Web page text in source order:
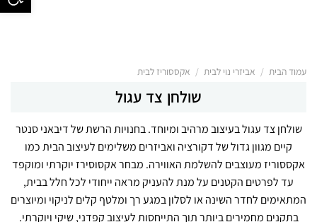
עמוד הבית / אביזרי נוי לבית / אקססוריז לבית
שולחן צד עגול
שולחן צד עגול בעיצוב מרהיב ומיוחד. בחנויות הרשת של דיבאני סנטר
קיים מגוון גדול של דקורציה ואביזרים משלימים לעיצוב הבית כמו
אקססוריז מעוצבים להשלמת האווירה. מבחר אקסוסירז יוקרתי ומוקפד
עד לפרטים הקטנים על מנת להעניק מראה ייחודי לכל חלל בבית,
המתאימים לחדר השינה או לסלון במגע רך ומלטף קלים לניקוי ומיוצרים
בתקנים מחמירים ביותר תוך התייחסות לעיצוב קפדני, שיקי ויוקרתי.